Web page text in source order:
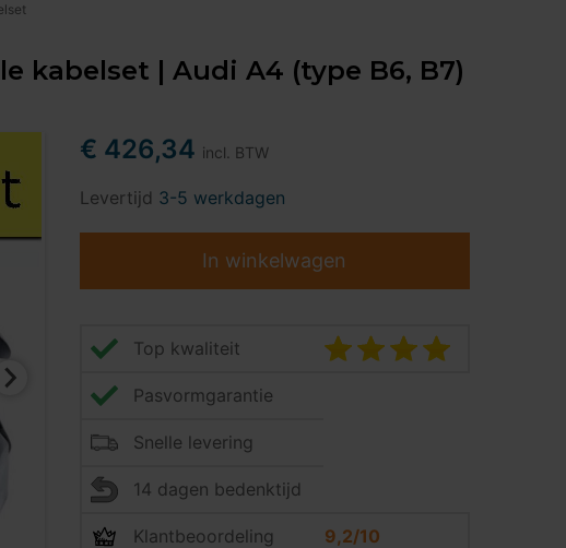
kabelset | Audi A4 (type B6, B7)
€ 426,34 incl. BTW
Levertijd 3-5 werkdagen
In winkelwagen
Top kwaliteit
Pasvormgarantie
Snelle levering
14 dagen bedenktijd
Klantbeoordeling 9,2/10